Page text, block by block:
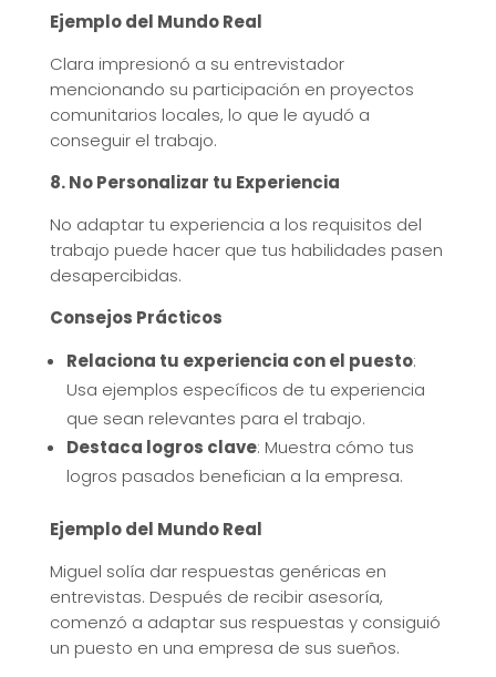
Ejemplo del Mundo Real
Clara impresionó a su entrevistador
mencionando su participación en proyectos
comunitarios locales, lo que le ayudó a
conseguir el trabajo.
8. No Personalizar tu Experiencia
No adaptar tu experiencia a los requisitos del
trabajo puede hacer que tus habilidades pasen
desapercibidas.
Consejos Prácticos
Relaciona tu experiencia con el puesto:
Usa ejemplos específicos de tu experiencia
que sean relevantes para el trabajo.
Destaca logros clave: Muestra cómo tus
logros pasados benefician a la empresa.
Ejemplo del Mundo Real
Miguel solía dar respuestas genéricas en
entrevistas. Después de recibir asesoría,
comenzó a adaptar sus respuestas y consiguió
un puesto en una empresa de sus sueños.